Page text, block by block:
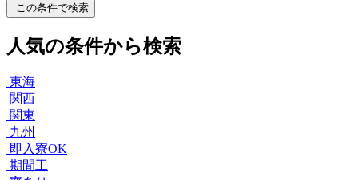
この条件で検索
人気の条件から検索
東海
関西
関東
九州
即入寮OK
期間工